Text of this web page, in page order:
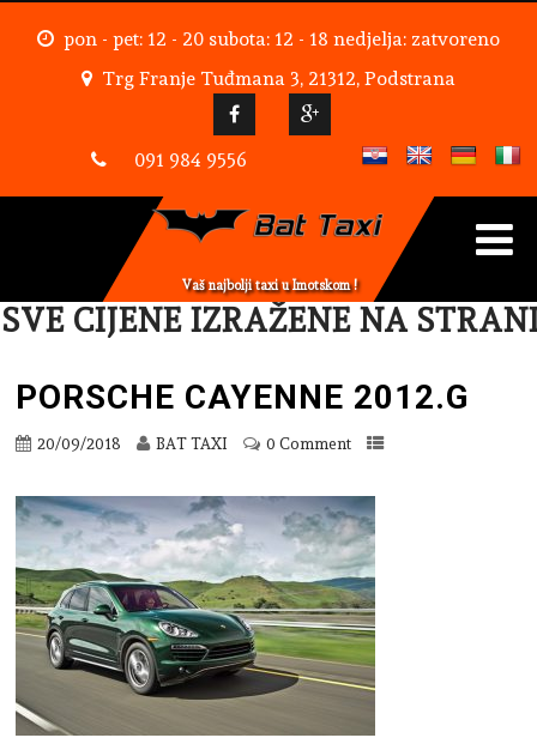
pon - pet: 12 - 20 subota: 12 - 18 nedjelja: zatvoreno
Trg Franje Tuđmana 3, 21312, Podstrana
091 984 9556
Vaš najbolji taxi u Imotskom !
CIJENE IZRAŽENE NA
PORSCHE CAYENNE 2012.G
20/09/2018 BAT TAXI 0 Comment